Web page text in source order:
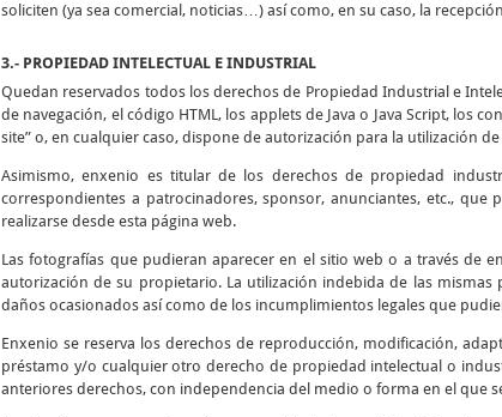
soliciten (ya sea comercial, noticias…) así como, en su caso, la
3.- PROPIEDAD INTELECTUAL E INDUSTRIAL
Quedan reservados todos los derechos de Propiedad Industrial e
de navegación, el código HTML, los applets de Java o Java Script, los
site” o, en cualquier caso, dispone de autorización para la utilización
Asimismo, enxenio es titular de los derechos de propiedad
correspondientes a patrocinadores, sponsor, anunciantes, etc.,
realizarse desde esta página web.
Las fotografías que pudieran aparecer en el sitio web o a través de
autorización de su propietario. La utilización indebida de las
daños ocasionados así como de los incumplimientos legales que
Enxenio se reserva los derechos de reproducción, modificación,
préstamo y/o cualquier otro derecho de propiedad intelectual o
anteriores derechos, con independencia del medio o forma en el que